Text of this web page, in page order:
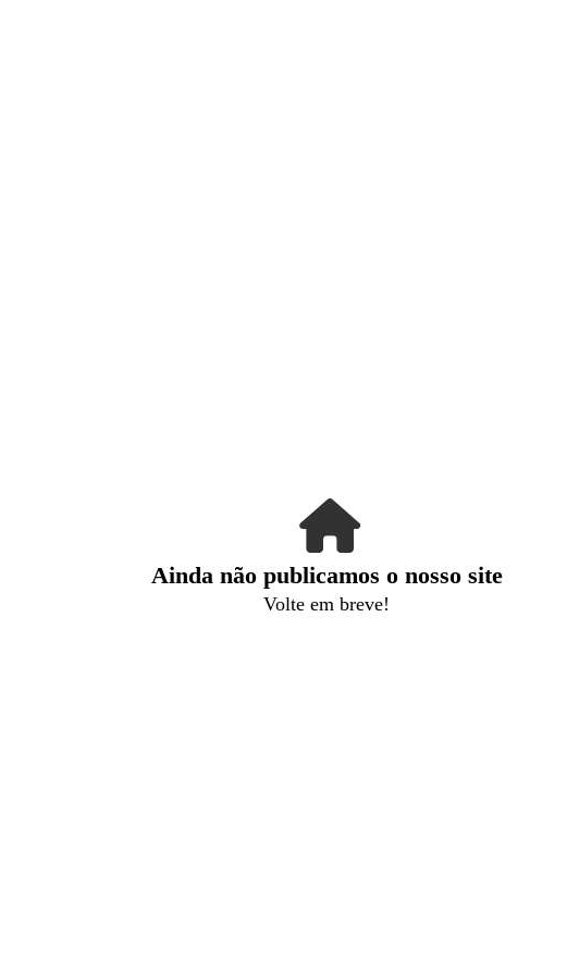
Ainda não publicamos o nosso site
Volte em breve!